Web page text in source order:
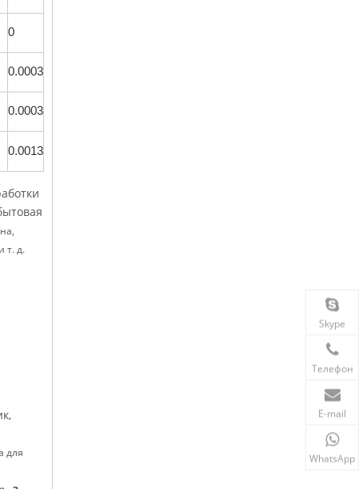
0
0.0003
0.0003
0.0013
т. д.
для
Skype
Телефон
E-mail
WhatsApp